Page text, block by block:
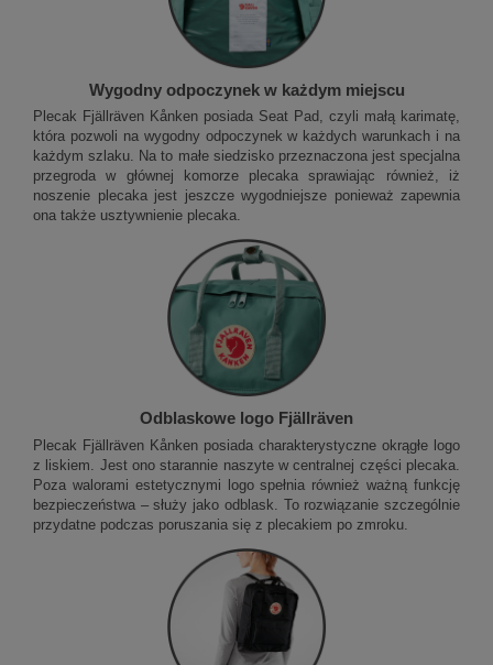
Wygodny odpoczynek w każdym miejscu
Plecak Fjällräven Kånken posiada Seat Pad, czyli małą karimatę,
która pozwoli na wygodny odpoczynek w każdych warunkach i na
każdym szlaku. Na to małe siedzisko przeznaczona jest specjalna
przegroda w głównej komorze plecaka sprawiając również, iż
noszenie plecaka jest jeszcze wygodniejsze ponieważ zapewnia
ona także usztywnienie plecaka.
Odblaskowe logo Fjällräven
Plecak Fjällräven Kånken posiada charakterystyczne okrągłe logo
z liskiem. Jest ono starannie naszyte w centralnej części plecaka.
Poza walorami estetycznymi logo spełnia również ważną funkcję
bezpieczeństwa – służy jako odblask. To rozwiązanie szczególnie
przydatne podczas poruszania się z plecakiem po zmroku.